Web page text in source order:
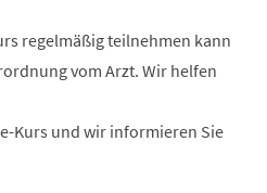
regelmäßig teilnehmen kann
vom Arzt. Wir helfen
Kurs und wir informieren Sie